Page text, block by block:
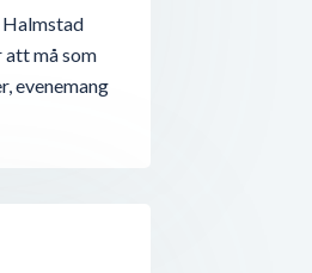
Halmstad
att må som
evenemang